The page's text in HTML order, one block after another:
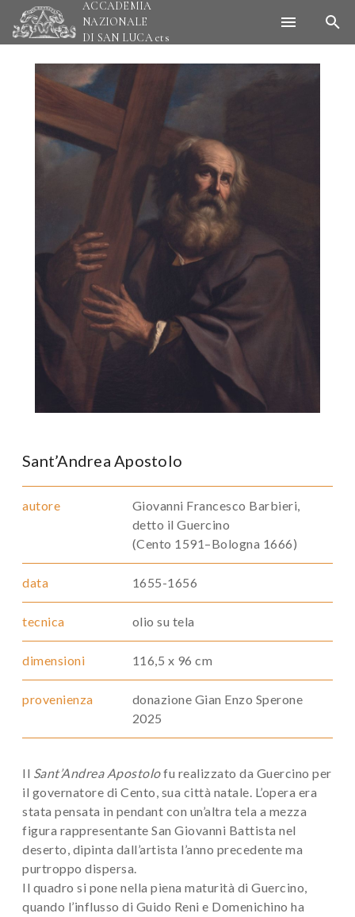
ACCADEMIA
NAZIONALE
DI SAN LUCAets
Sant’Andrea Apostolo
autore
Giovanni Francesco Barbieri,
detto il Guercino
(Cento 1591–Bologna 1666)
data 1655-1656
tecnica olio su tela
dimensioni 116,5 x 96 cm
provenienza
donazione Gian Enzo Sperone
2025
Il Sant’Andrea Apostolofu realizzato da Guercino per
il governatore di Cento, sua città natale. L’opera era
stata pensata in pendant con un’altra tela a mezza
figura rappresentante San Giovanni Battista nel
deserto, dipinta dall’artista l’anno precedente ma
purtroppo dispersa.
Il quadro si pone nella piena maturità di Guercino,
quando l’influsso di Guido Reni e Domenichino ha